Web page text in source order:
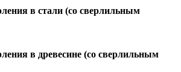
в стали (со сверлильным
в древесине (со сверлильным